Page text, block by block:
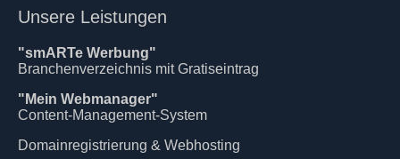
Unsere Leistungen
"smARTe Werbung"
Branchenverzeichnis mit Gratiseintrag
"Mein Webmanager"
Content-Management-System
Domainregistrierung & Webhosting